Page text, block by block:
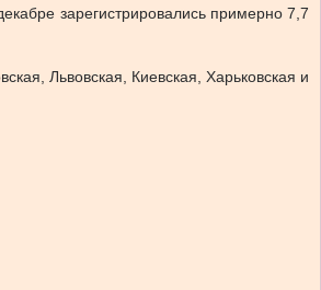
зарегистрировались примерно7,7
Львовская, Киевская, Харьковская и